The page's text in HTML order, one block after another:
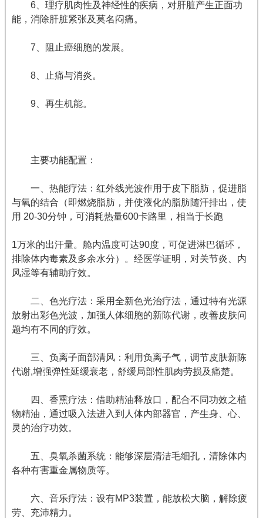
6、理疗肌肉性及神经性的疾病，对肝脏产生正面功
能，消除肝脏紧张及莫名闷痛。
7、阻止癌细胞的发展。
8、止痛与消炎。
9、再生机能。
主要功能配置：
一、热能疗法：红外线光波作用于皮下脂肪，促进脂
与氧的结合（即燃烧脂肪，并使液化的脂肪随汗排出，使
用 20-30分钟，可消耗热量600卡路里，相当于长跑
1万米的出汗量。舱内温度可达90度，可促进淋巴循环，
排除体内毒素及多余水分）。经医学证明，对关节炎、内
风湿等有辅助疗效。
二、色光疗法：采用全新色光治疗法，通过特有光源
放射出彩色光波，加强人体细胞的新陈代谢，改善皮肤问
题均有不同的疗效。
三、负离子面部清风：利用负离子气，调节皮肤新陈
代谢,增强弹性延缓衰老，舒缓局部性肌肉劳损及痛楚。
四、香熏疗法：借助精油释放口，配合不同功效之植
物精油，通过吸入法进入到人体内部器官，产生身、心、
灵的治疗功效。
五、臭氧杀菌系统：能够深层清洁毛细孔，清除体内
各种有害重金属物质等。
六、音乐疗法：设有MP3装置，能放松大脑，解除疲
劳、充沛精力。